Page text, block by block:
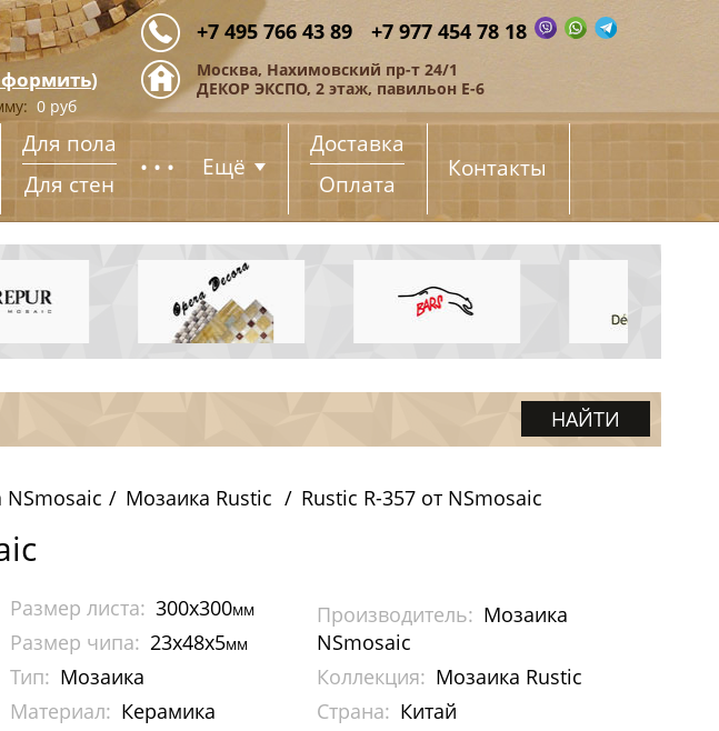
+7 495 766 43 89 +7 977 454 78 18
Москва, Нахимовский пр-т 24/1
ДЕКОР ЭКСПО, 2 этаж, павильон Е-6
)
0 руб
Для пола
Для стен
... Ещё
Доставка
Оплата
Контакты
Мозаика Rustic Rustic R-357 от NSmosaic
Производитель: Мозаика
NSmosaic
Коллекция: Мозаика Rustic
Страна: Китай
Размер листа: 300x300мм
Размер чипа: 23х48x5мм
Тип: Мозаика
Материал: Керамика